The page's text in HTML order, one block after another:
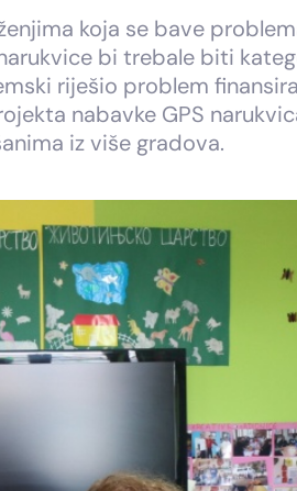
koja se bave
bi trebale biti
riješio problem
nabavke GPS
iz više gradova.